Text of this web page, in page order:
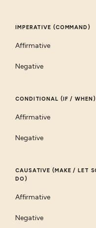
IMPERATIVE (COMMAND)
Affirmative
Negative
CONDITIONAL (IF / WHEN)
Affirmative
Negative
CAUSATIVE (MAKE / LET
DO)
Affirmative
Negative